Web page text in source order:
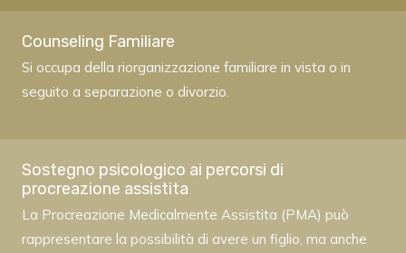
Counseling Familiare
Si occupa della riorganizzazione familiare in vista o in
seguito a separazione o divorzio.
Sostegno psicologico ai percorsi di
procreazione assistita
La Procreazione Medicalmente Assistita (PMA) può
rappresentare la possibilità di avere un figlio, ma anche